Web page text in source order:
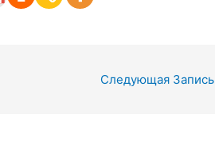
Следующая Запись